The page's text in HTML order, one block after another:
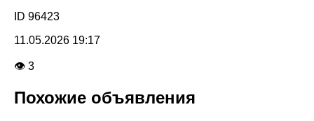
ID 96423
11.05.2026 19:17
👁 3
Похожие объявления